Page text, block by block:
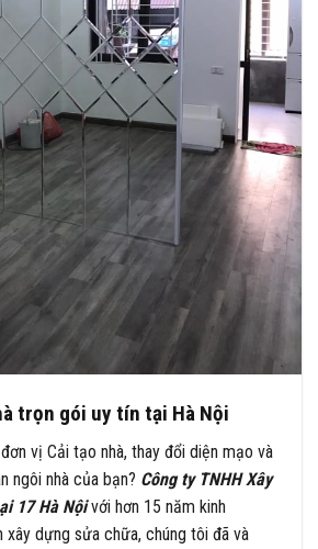
trọn gói uy tín tại Hà Nội
vị Cải tạo nhà, thay đổi diện mạo và
ngôi nhà của bạn? Công ty TNHH Xây
17 Hà Nội với hơn 15 năm kinh
xây dựng sửa chữa, chúng tôi đã và